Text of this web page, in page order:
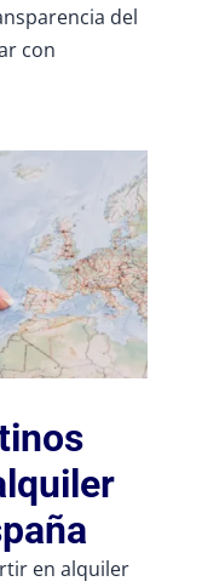
del
con
en alquiler